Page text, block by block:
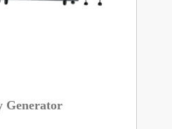
Generator